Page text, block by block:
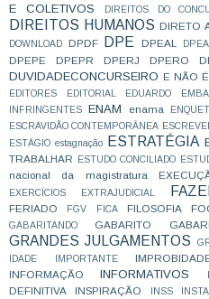
E COLETIVOS
DIREITOS DO
DIREITOS HUMANOS DIRETO
DOWNLOAD DPDF DPE DPEAL
DPEPE
DPEPR DPERJ DPERO
DUVIDADECONCURSEIRO E NÃO
EDITORES EDITORIAL EDUARDO
INFRINGENTES
ENAM enama
ESCRAVIDÃO CONTEMPORÂNEA
ESTÁGIO estagnação ESTRATÉGIA
TRABALHAR
ESTUDO CONCILIADO
nacional da magistratura
EXERCÍCIOS EXTRAJUDICIAL
FERIADO FGV FICA FILOSOFIA
GABARITANDO
GABARITO
GRANDES JULGAMENTOS
IDADE
IMPORTANTE
INFORMAÇÃO
INFORMATIVOS
DEFINITIVA
INSPIRAÇÃO INSS